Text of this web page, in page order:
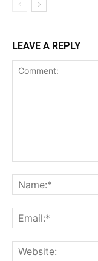
LEAVE A REPLY